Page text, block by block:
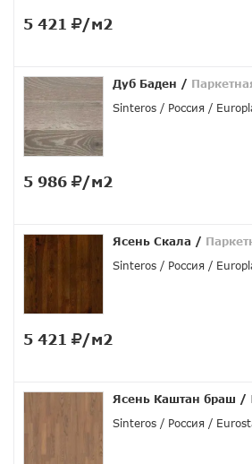
5 421 /м2
Дуб Баден /
Sinteros
Россия
5 986 /м2
Ясень Скала /
Sinteros
Россия
5 421 /м2
Ясень Каштан браш /
Sinteros
Россия